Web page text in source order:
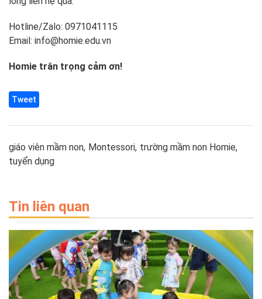
Hotline/Zalo: 0971041115
Email: info@homie.edu.vn
Homie trân trọng cảm ơn!
Tweet
giáo viên mầm non Montessori trường mầm non Homie
tuyển dụng
Tin liên quan